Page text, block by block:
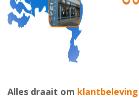
Alles draait om klantbeleving